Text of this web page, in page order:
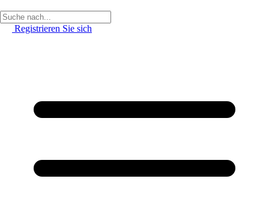
Registrieren Sie sich